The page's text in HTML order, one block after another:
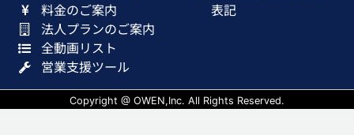
料金のご案内
法人プランのご案内
全動画リスト
営業支援ツール
表記
Copyright @ OWEN,Inc. All Rights Reserved.